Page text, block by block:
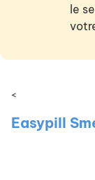
le
<
Easypill